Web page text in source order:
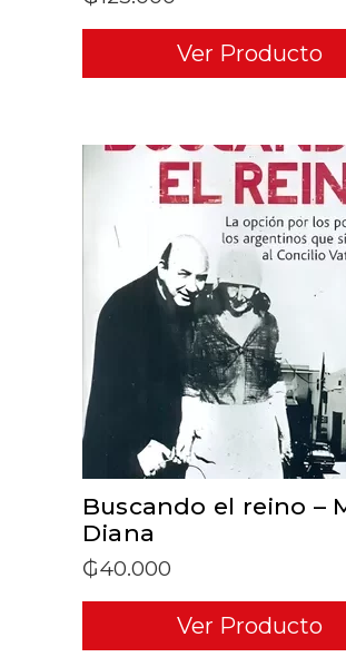
Ver Producto
ADD TO CART
Buscando el reino –
Diana
₲40.000
Ver Producto